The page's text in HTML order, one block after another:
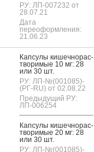
РУ: ЛП-007232 от
28.07.21
Дата
переоформления:
21.06.23
Кап­су­лы ки­шеч­но­рас­
тво­римые 10 мг: 28
или 30 шт.
РУ: ЛП-№(001085)-
(РГ-RU) от 02.08.22
Предыдущий РУ:
ЛП-006254
Кап­су­лы ки­шеч­но­рас­
тво­римые 20 мг: 28
или 30 шт.
РУ: ЛП-№(001085)-